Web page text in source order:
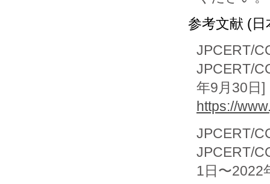
参考文献 (日
JPCERT/
JPCERT/
年9月30日]
https://
JPCERT/
JPCERT/
1日〜2022